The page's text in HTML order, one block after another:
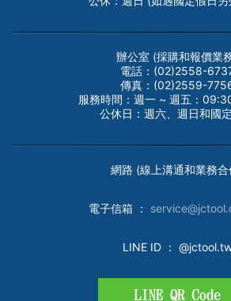
辦公室 (採購和報價業
電話：(02)2558-
傳真：(02)2559-
服務時間：週一 ~ 週五：
公休日：週六、週日和國
網路 (線上溝通和業務合
電子信箱 ：
LINE ID：